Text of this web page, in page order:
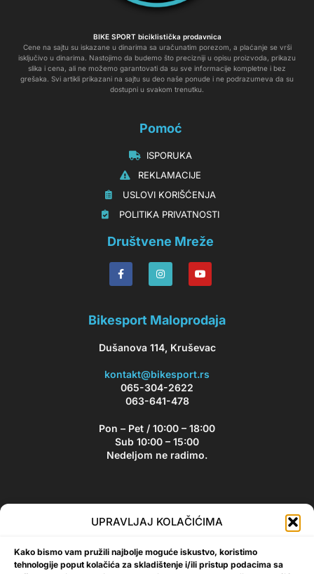
UPRAVLJAJ KOLAČIĆIMA
Kako bismo vam pružili najbolje moguće iskustvo, koristimo
tehnologije poput kolačića za skladištenje i/ili pristup podacima sa
BIKE SPORT biciklistička prodavnica
Cene na sajtu su iskazane u dinarima sa uračunatim porezom, a plaćanje se vrši
isključivo u dinarima. Nastojimo da budemo što precizniji u opisu proizvoda, prikazu
slika i cena, ali ne možemo garantovati da su sve informacije kompletne i bez
grešaka. Svi artikli prikazani na sajtu su deo naše ponude i ne podrazumeva da su
dostupni u svakom trenutku.
Pomoć
‏‏‎‏‏‎ ‎ISPORUKA
‏‏‏‏‎ ‎‎‎‎‎‎REKLAMACIJE‎‎‎
‏‏‎‏‏‎ ‎‎USLOVI KORIŠĆENJA
‏‏‏‎ ‎‎POLITIKA PRIVATNOSTI
Društvene Mreže
Bikesport Maloprodaja
Dušanova 114, Kruševac
kontakt@bikesport.rs
065-304-2622
063-641-478
Pon – Pet / 10:00 – 18:00
Sub 10:00 – 15:00
Nedeljom ne radimo.
Bikesport Newsletter
akcijama i popustima!